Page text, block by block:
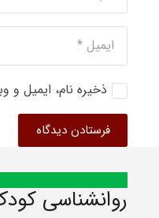
ذخیره نام، ایمیل و
فرستادن دیدگاه
روانشناسی